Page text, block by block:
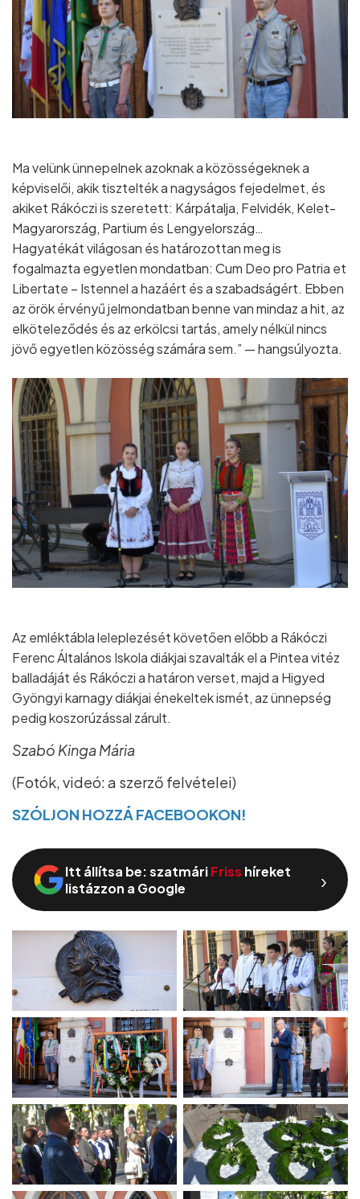
Ma velünk ünnepelnek azoknak a közösségeknek a
képviselői, akik tisztelték a nagyságos fejedelmet, és
akiket Rákóczi is szeretett: Kárpátalja, Felvidék, Kelet-
Magyarország, Partium és Lengyelország…
Hagyatékát világosan és határozottan meg is
fogalmazta egyetlen mondatban: Cum Deo pro Patria et
Libertate – Istennel a hazáért és a szabadságért. Ebben
az örök érvényű jelmondatban benne van mindaz a hit, az
elköteleződés és az erkölcsi tartás, amely nélkül nincs
jövő egyetlen közösség számára sem.” — hangsúlyozta.
Az emléktábla leleplezését követően előbb a Rákóczi
Ferenc Általános Iskola diákjai szavalták el a Pintea vitéz
balladáját és Rákóczi a határon verset, majd a Higyed
Gyöngyi karnagy diákjai énekeltek ismét, az ünnepség
pedig koszorúzással zárult.
Szabó Kinga Mária
(Fotók, videó: a szerző felvételei)
SZÓLJON HOZZÁ FACEBOOKON!
Itt állítsa be: szatmáriFriss híreket
listázzon a Google
›